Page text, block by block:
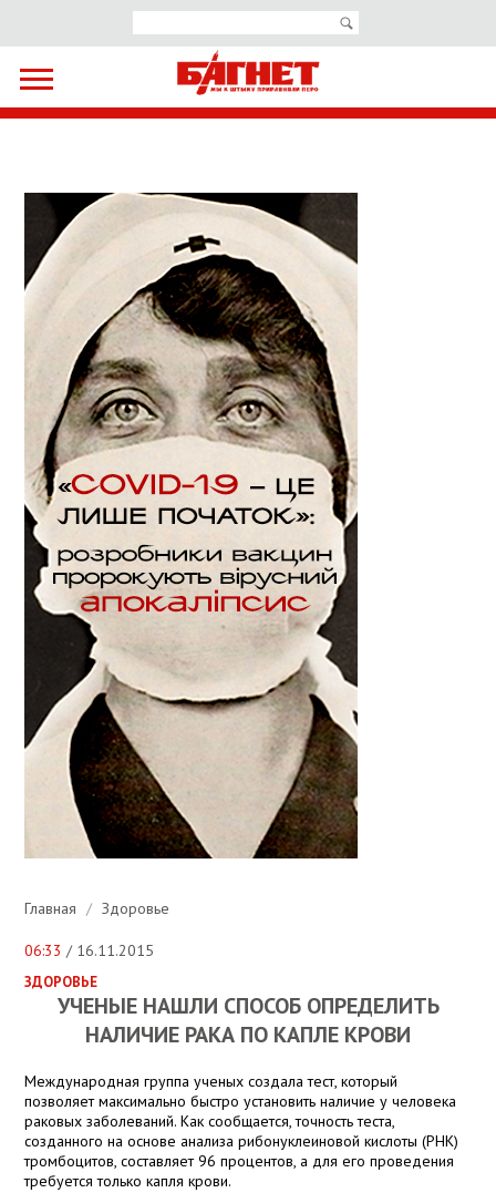
Главная / Здоровье
06:33 / 16.11.2015
ЗДОРОВЬЕ
УЧЕНЫЕ НАШЛИ СПОСОБ ОПРЕДЕЛИТЬ
НАЛИЧИЕ РАКА ПО КАПЛЕ КРОВИ
Международная группа ученых создала тест, который
позволяет максимально быстро установить наличие у человека
раковых заболеваний. Как сообщается, точность теста,
созданного на основе анализа рибонуклеиновой кислоты (РНК)
тромбоцитов, составляет 96 процентов, а для его проведения
требуется только капля крови.